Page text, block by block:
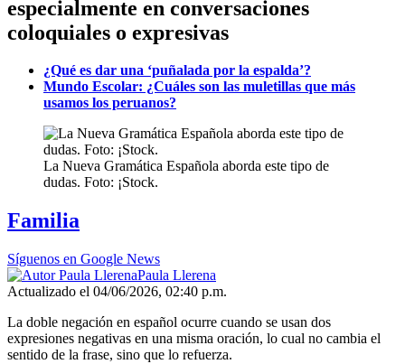
especialmente en conversaciones
coloquiales o expresivas
¿Qué es dar una ‘puñalada por la espalda’?
Mundo Escolar: ¿Cuáles son las muletillas que más
usamos los peruanos?
La Nueva Gramática Española aborda este tipo de
dudas. Foto: ¡Stock.
Familia
Síguenos en Google News
Paula Llerena
Actualizado el 04/06/2026, 02:40 p.m.
La doble negación en español ocurre cuando se usan dos
expresiones negativas en una misma oración, lo cual no cambia el
sentido de la frase, sino que lo refuerza.